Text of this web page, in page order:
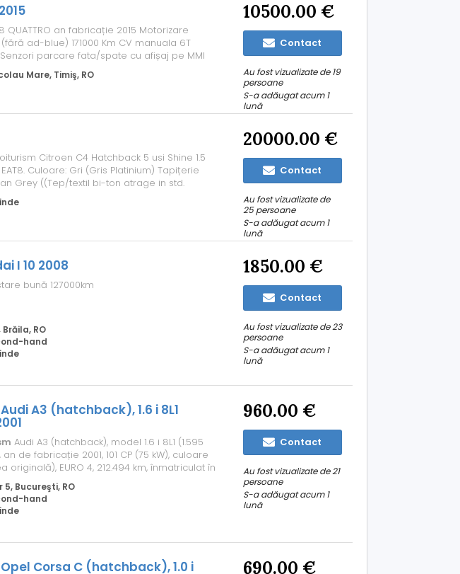
QUATTRO an fabricație 2015 Motorizare
ad-blue) 171000 Km CV manuala 6T
parcare fata/spate cu afișaj pe MMI
ploaie Comenzi volan și vocale Climatronic
fata Tempomat Etc
Mare, Timiş, RO
10500.00 €
Contact
Au fost vizualizate de 19
persoane
S-a adăugat acum 1
lună
Citroen C4 Hatchback 5 usi Shine 1.5
EAT8. Culoare: Gri (Gris Platinium) Tapițerie
Grey ((Tep/textil bi-ton atrage in std.
Confort. Motor putere maxima CP/KV 131
Norma de poluare : Euro 6,4
20000.00 €
Contact
Au fost vizualizate de
25 persoane
S-a adăugat acum 1
lună
I 10 2008
bună 127000km
RO
hand
1850.00 €
Contact
Au fost vizualizate de 23
persoane
S-a adăugat acum 1
lună
Audi A3 (hatchback), 1.6 i 8L1
Audi A3 (hatchback), model 1.6 i 8L1 (1.595
de fabricație 2001, 101 CP (75 kW), culoare
originală), EURO 4, 212.494 km, înmatriculat în
până în luna august 2026). Anvelope în
Deţine alarmă şi închidere centralizată (uşi
5, Bucureşti, RO
hand
960.00 €
Contact
Au fost vizualizate de 21
persoane
S-a adăugat acum 1
lună
Opel Corsa C (hatchback), 1.0 i 690.00 €